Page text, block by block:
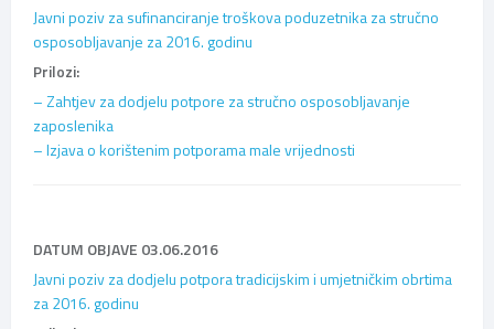
Javni poziv za sufinanciranje troškova poduzetnika za stručno
osposobljavanje za 2016. godinu
Prilozi:
– Zahtjev za dodjelu potpore za stručno osposobljavanje
zaposlenika
– Izjava o korištenim potporama male vrijednosti
DATUM OBJAVE 03.06.2016
Javni poziv za dodjelu potpora tradicijskim i umjetničkim obrtima
za 2016. godinu